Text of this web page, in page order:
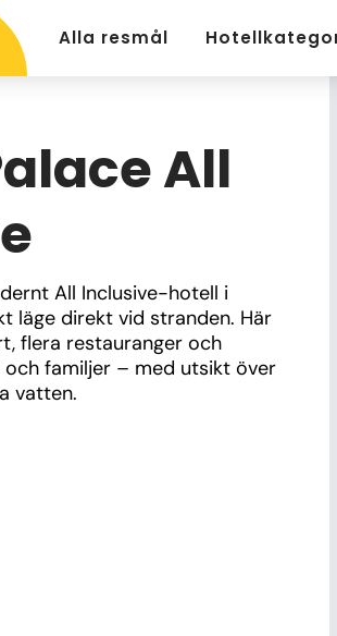
Alla resmål
All
All Inclusive-hotell i
läge direkt vid stranden. Här
flera restauranger och
familjer – med utsikt över
vatten.